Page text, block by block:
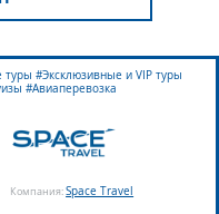
Компания:Space Travel
#Эксклюзивные и VIP туры
#Авиаперевозка